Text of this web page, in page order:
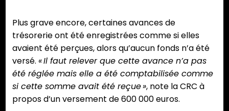
Plus grave encore, certaines avances de
trésorerie ont été enregistrées comme si elles
avaient été perçues, alors qu’aucun fonds n’a été
versé. « Il faut relever que cette avance n’a pas
été réglée mais elle a été comptabilisée comme
si cette somme avait été reçue », note la CRC à
propos d’un versement de 600 000 euros.